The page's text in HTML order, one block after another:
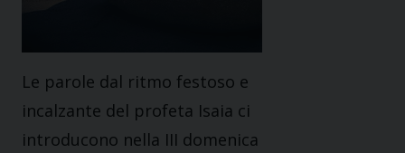
Le parole dal ritmo festoso e
incalzante del profeta Isaia ci
introducono nella III domenica